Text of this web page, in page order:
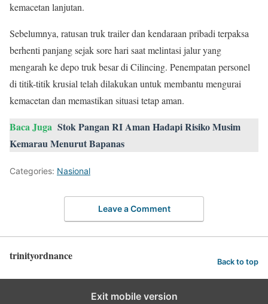
kemacetan lanjutan.
Sebelumnya, ratusan truk trailer dan kendaraan pribadi terpaksa
berhenti panjang sejak sore hari saat melintasi jalur yang
mengarah ke depo truk besar di Cilincing. Penempatan personel
di titik-titik krusial telah dilakukan untuk membantu mengurai
kemacetan dan memastikan situasi tetap aman.
Baca Juga Stok Pangan RI Aman Hadapi Risiko Musim
Kemarau Menurut Bapanas
Categories: Nasional
Leave a Comment
trinityordnance Back to top
Exit mobile version